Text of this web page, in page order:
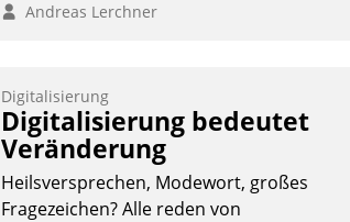
Andreas Lerchner
Digitalisierung
Digitalisierung bedeutet
Veränderung
Heilsversprechen, Modewort, großes
Fragezeichen? Alle reden von